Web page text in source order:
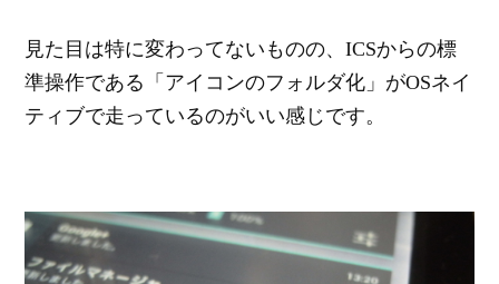
見た目は特に変わってないものの、ICSからの標
準操作である「アイコンのフォルダ化」がOSネイ
ティブで走っているのがいい感じです。